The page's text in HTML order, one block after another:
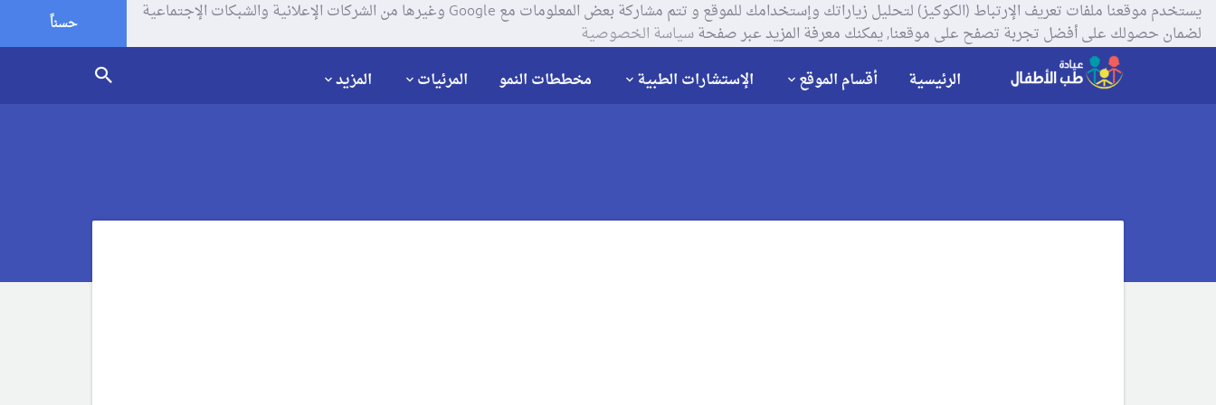
يستخدم موقعنا ملفات تعريف الإرتباط (الكوكيز) لتحليل زياراتك وإستخدامك للموقع و تتم مشاركة بعض المعلومات مع Google وغيرها من الشركات الإعلانية والشبكات الإجتماعية
لضمان حصولك على أفضل تجربة تصفح على موقعنا, يمكنك معرفة المزيد عبر صفحةسياسة الخصوصية حسناً
الرئيسية أقسام الموقع الإستشارات الطبية مخططات النمو المرئيات المزيد